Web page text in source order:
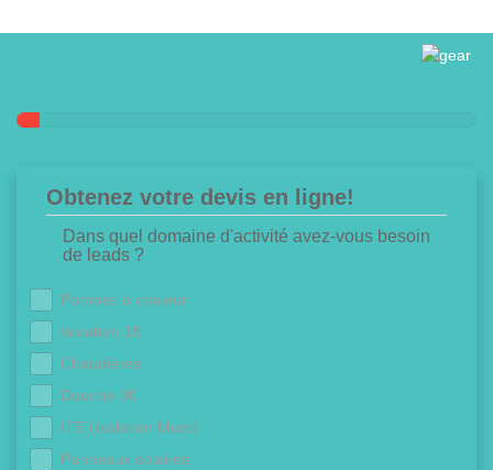
Obtenez votre devis en ligne!
Dans quel domaine d'activité avez-vous besoin
de leads ?
Pompes à chaleur
Isolation 1€
Chaudières
Douche 0€
ITE (Isolation Murs)
Panneaux solaires